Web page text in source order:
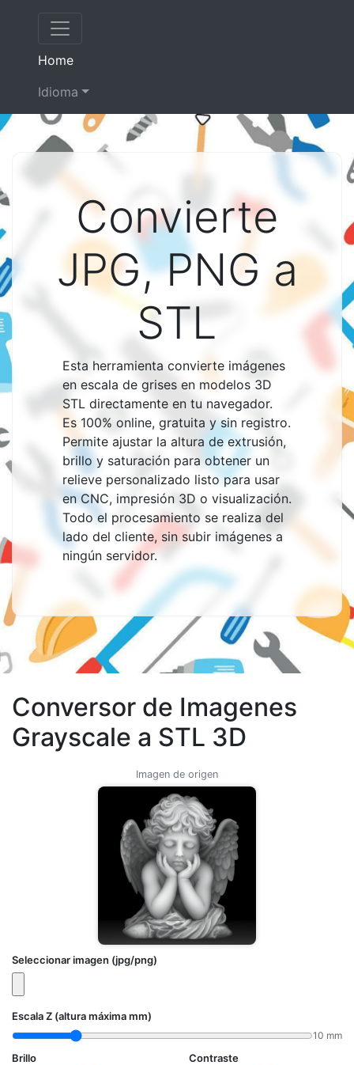
Home(current)
Idioma
Convierte
JPG, PNG a
STL
Esta herramienta convierte imágenes
en escala de grises en modelos 3D
STL directamente en tu navegador.
Es 100% online, gratuita y sin registro.
Permite ajustar la altura de extrusión,
brillo y saturación para obtener un
relieve personalizado listo para usar
en CNC, impresión 3D o visualización.
Todo el procesamiento se realiza del
lado del cliente, sin subir imágenes a
ningún servidor.
Conversor de Imagenes
Grayscale a STL 3D
Imagen de origen
Seleccionar imagen (jpg/png)
Escala Z (altura máxima mm)
10 mm
Brillo Contraste